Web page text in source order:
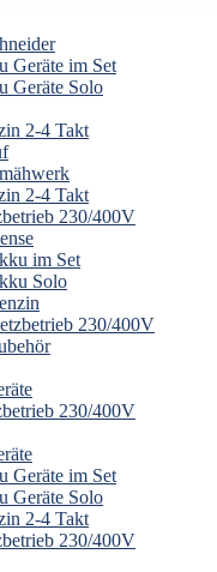
Geräte im Set
Geräte Solo
2-4 Takt
2-4 Takt
230/400V
im Set
Solo
230/400V
230/400V
Geräte im Set
Geräte Solo
2-4 Takt
230/400V